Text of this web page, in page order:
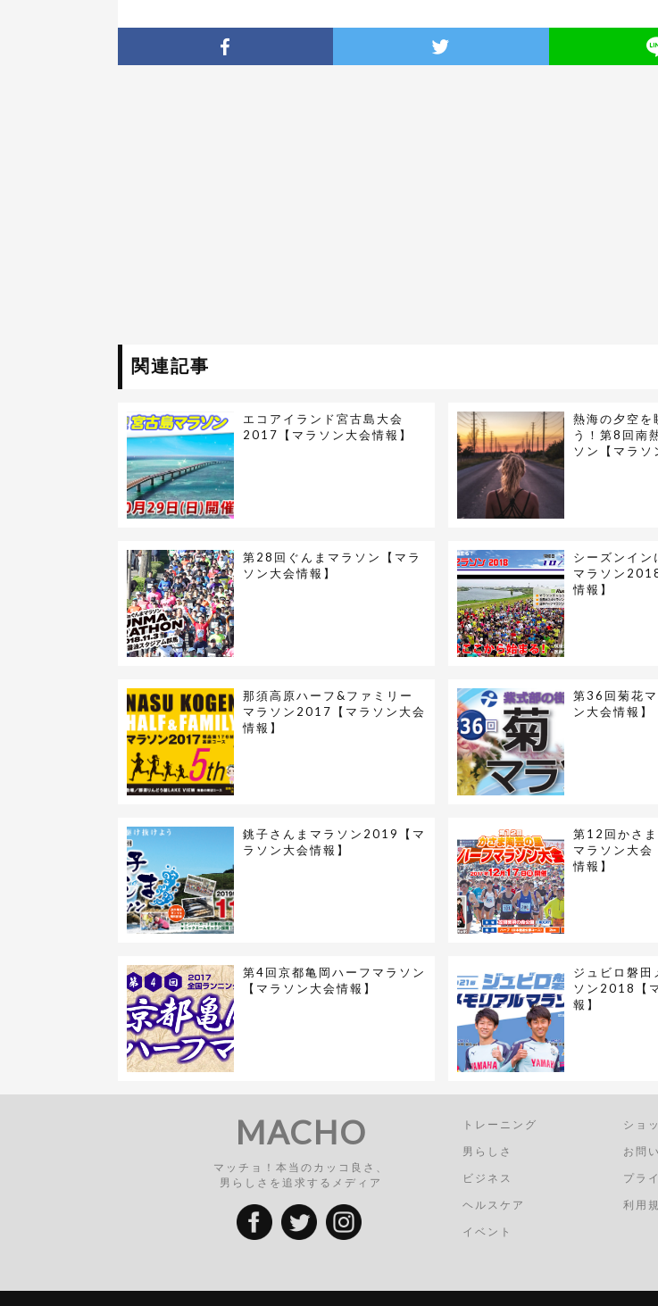
関連記事
エコアイランド宮古島大会
2017【マラソン大会情報】
熱海の夕空を
う！第8回南
ソン【マラソ
第28回ぐんまマラソン【マラ
ソン大会情報】
シーズンイン
マラソン
情報】
那須高原ハーフ&ファミリー
マラソン2017【マラソン大会
情報】
第36回菊花
ン大会情報】
銚子さんまマラソン2019【マ
ラソン大会情報】
第12回かさ
マラソン大会
情報】
第4回京都亀岡ハーフマラソン
【マラソン大会情報】
ジュビロ磐田
ソン2018【
報】
MACHO
マッチョ！本当のカッコ良さ、
男らしさを追求するメディア
トレーニング
男らしさ
ビジネス
ヘルスケア
イベント
ショ
お問
プラ
利用